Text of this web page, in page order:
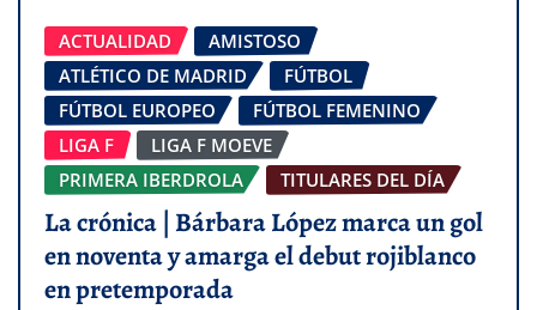
ACTUALIDAD
AMISTOSO
ATLÉTICO DE MADRID
FÚTBOL
FÚTBOL EUROPEO
FÚTBOL FEMENINO
LIGA F
LIGA F MOEVE
PRIMERA IBERDROLA
TITULARES DEL DÍA
La crónica | Bárbara López marca un gol
en noventa y amarga el debut rojiblanco
en pretemporada